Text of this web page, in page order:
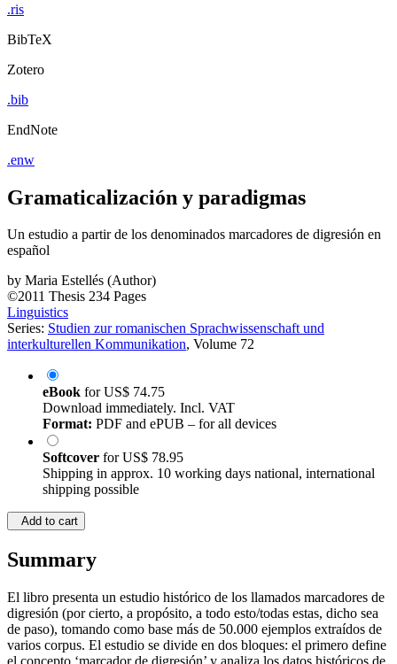
.ris
BibTeX
Zotero
.bib
EndNote
.enw
Gramaticalización y paradigmas
Un estudio a partir de los denominados marcadores de digresión en
español
by Maria Estellés (Author)
©2011 Thesis 234 Pages
Linguistics
Series: Studien zur romanischen Sprachwissenschaft und
interkulturellen Kommunikation, Volume 72
eBook forUS$ 74.75
Download immediately. Incl. VAT
Format: PDF and ePUB – for all devices
Softcover forUS$ 78.95
Shipping in approx. 10 working days national, international
shipping possible
Add to cart
Summary
El libro presenta un estudio histórico de los llamados marcadores de
digresión (por cierto, a propósito, a todo esto/todas estas, dicho sea
de paso), tomando como base más de 50.000 ejemplos extraídos de
varios corpus. El estudio se divide en dos bloques: el primero define